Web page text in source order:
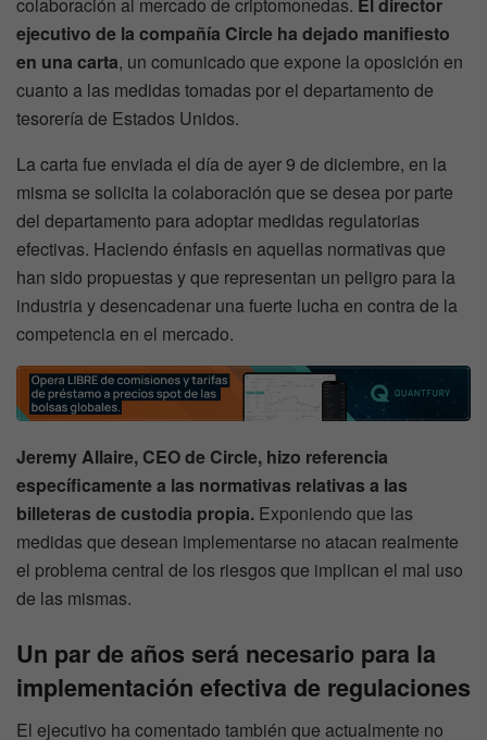
ejecutivo de la compañía Circle ha dejado manifiesto
en una carta, un comunicado que expone la oposición en
cuanto a las medidas tomadas por el departamento de
tesorería de Estados Unidos.
La carta fue enviada el día de ayer 9 de diciembre, en la
misma se solicita la colaboración que se desea por parte
del departamento para adoptar medidas regulatorias
efectivas. Haciendo énfasis en aquellas normativas que
han sido propuestas y que representan un peligro para la
industria y desencadenar una fuerte lucha en contra de la
competencia en el mercado.
Jeremy Allaire, CEO de Circle, hizo referencia
específicamente a las normativas relativas a las
billeteras de custodia propia. Exponiendo que las
medidas que desean implementarse no atacan realmente
el problema central de los riesgos que implican el mal uso
de las mismas.
Un par de años será necesario para la
implementación efectiva de regulaciones
El ejecutivo ha comentado también que actualmente no